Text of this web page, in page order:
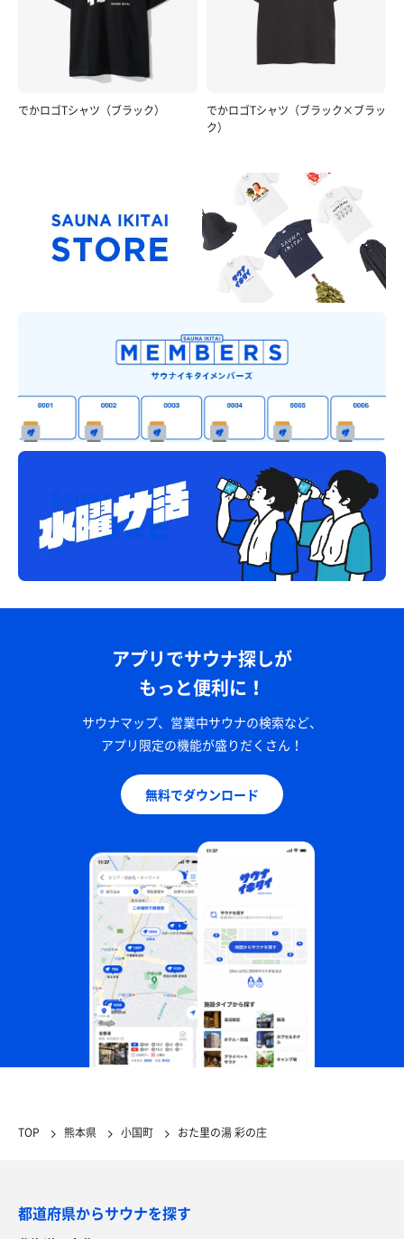
でかロゴTシャツ（ブラック）
でかロゴTシャツ（ブラック×ブラッ
ク）
アプリでサウナ探しが
もっと便利に！
サウナマップ、営業中サウナの検索など、
アプリ限定の機能が盛りだくさん！
無料でダウンロード
TOP 熊本県 小国町 おた里の湯 彩の庄
都道府県からサウナを探す